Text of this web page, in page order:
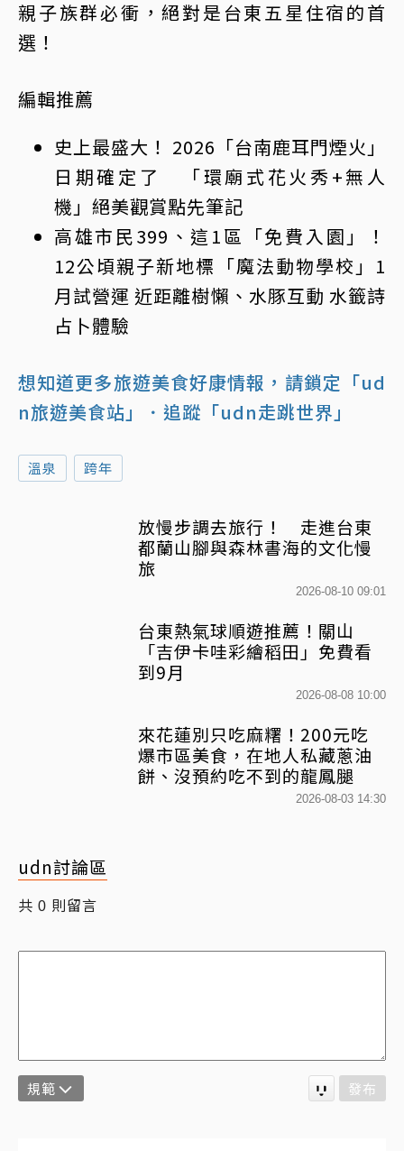
親子族群必衝，絕對是台東五星住宿的首
選！
編輯推薦
史上最盛大！ 2026「台南鹿耳門煙火」
日期確定了 「環廟式花火秀+無人
機」絕美觀賞點先筆記
高雄市民399、這1區「免費入園」！
12公頃親子新地標「魔法動物學校」1
月試營運 近距離樹懶、水豚互動 水籤詩
占卜體驗
想知道更多旅遊美食好康情報，請鎖定「ud
n旅遊美食站」
．追蹤「udn走跳世界」
溫泉 跨年
放慢步調去旅行！ 走進台東
都蘭山腳與森林書海的文化慢
旅
2026-08-10 09:01
台東熱氣球順遊推薦！關山
「吉伊卡哇彩繪稻田」免費看
到9月
2026-08-08 10:00
來花蓮別只吃麻糬！200元吃
爆市區美食，在地人私藏蔥油
餅、沒預約吃不到的龍鳳腿
2026-08-03 14:30
udn討論區
共 0 則留言
規範 發布